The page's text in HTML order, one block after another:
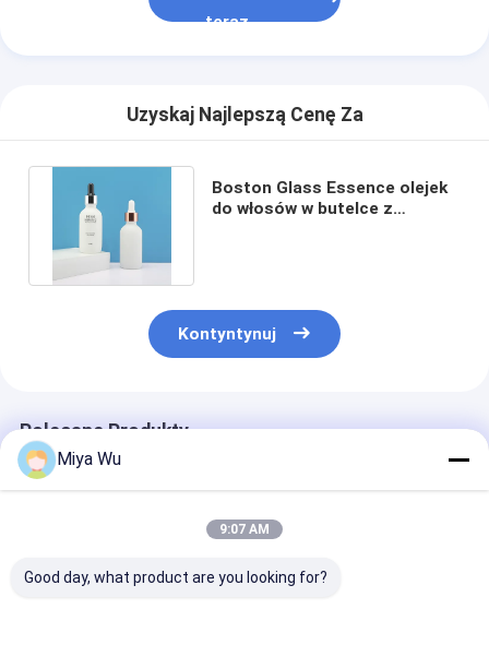
teraz
Uzyskaj Najlepszą Cenę Za
Boston Glass Essence olejek
do włosów w butelce z
Kontyntynuj
Polecane Produkty
Miya Wu
9:07 AM
Good day, what product are you looking for?